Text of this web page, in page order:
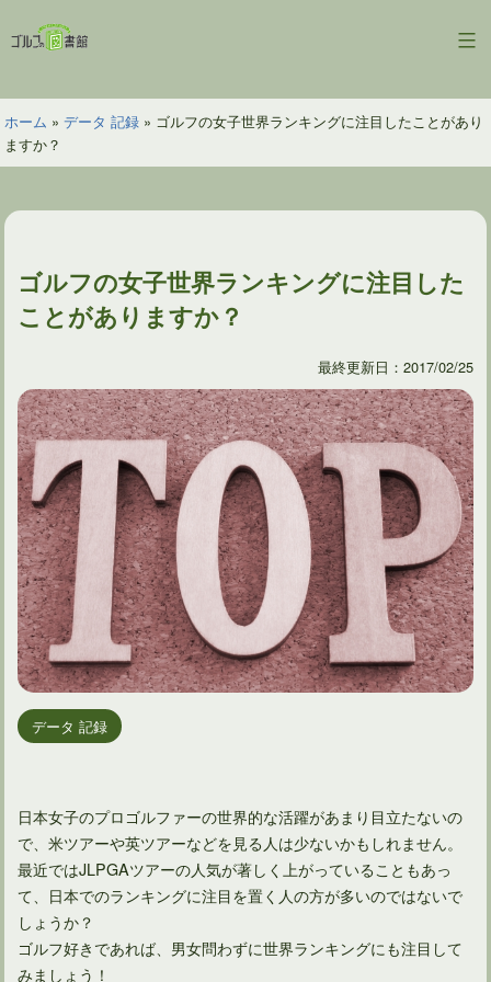
ン
ツ
へ
ス
ッ
ゴ
フ
の
図
ホーム » データ 記録» ゴルフの女子世界ランキングに注目したことがあり
ますか？
ゴルフの女子世界ランキングに注目した
ことがありますか？
最終更新日：2017/02/25
データ 記録
日本女子のプロゴルファーの世界的な活躍があまり目立たないの
で、米ツアーや英ツアーなどを見る人は少ないかもしれません。
最近ではJLPGAツアーの人気が著しく上がっていることもあっ
て、日本でのランキングに注目を置く人の方が多いのではないで
しょうか？
ゴルフ好きであれば、男女問わずに世界ランキングにも注目して
みましょう！